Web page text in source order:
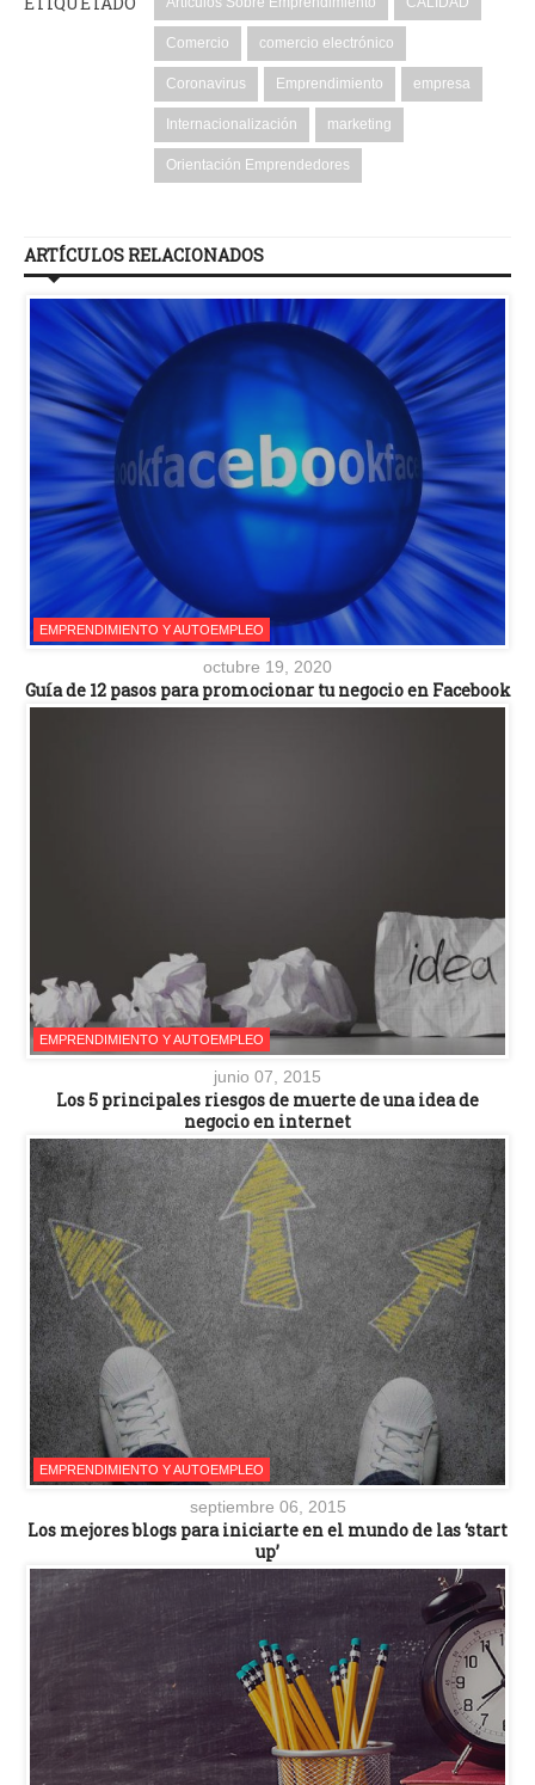
Comercio comercio electrónico
Coronavirus Emprendimiento empresa
Internacionalización marketing
Orientación Emprendedores
ARTÍCULOS RELACIONADOS
EMPRENDIMIENTO Y AUTOEMPLEO
octubre 19, 2020
Guía de 12 pasos para promocionar tu negocio en Facebook
EMPRENDIMIENTO Y AUTOEMPLEO
junio 07, 2015
Los 5 principales riesgos de muerte de una idea de
negocio en internet
EMPRENDIMIENTO Y AUTOEMPLEO
septiembre 06, 2015
Los mejores blogs para iniciarte en el mundo de las ‘start
up’